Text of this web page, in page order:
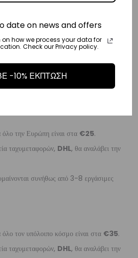
είναι στα
ταχυμεταφορών,Aramex, θα αναλάβει
συνήθως από 2-7 εργάσιμες
την Ευρώπη είναι στα €25.
ταχυμεταφορών, DHL, θα αναλάβει την
συνήθως από 3-8 εργάσιμες
τον υπόλοιπο κόσμο είναι στα €35.
ταχυμεταφορών, DHL, θα αναλάβει την
date on news and offers
how we process your data for
Check our Privacy policy.
-10% ΕΚΠΤΩΣΗ